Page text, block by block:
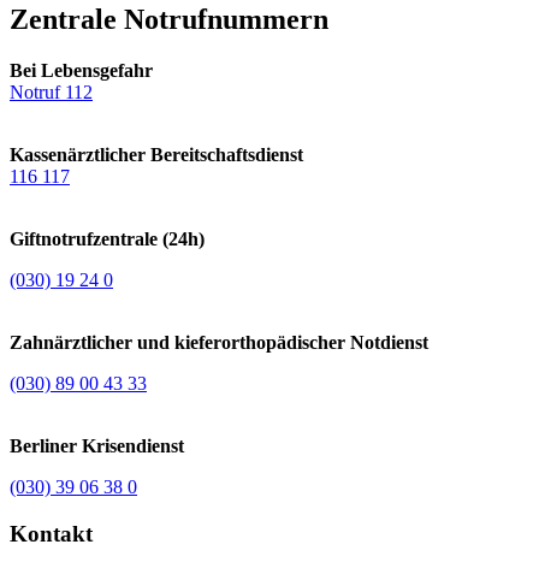
Zentrale Notrufnummern
Bei Lebensgefahr
Notruf 112
Kassenärztlicher Bereitschaftsdienst
116 117
Giftnotrufzentrale (24h)
(030) 19 24 0
Zahnärztlicher und kieferorthopädischer Notdienst
(030) 89 00 43 33
Berliner Krisendienst
(030) 39 06 38 0
Kontakt